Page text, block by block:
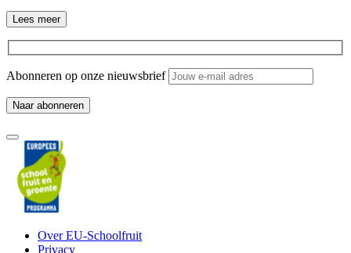
Lees meer
Abonneren op onze nieuwsbrief
Over EU-Schoolfruit
Privacy